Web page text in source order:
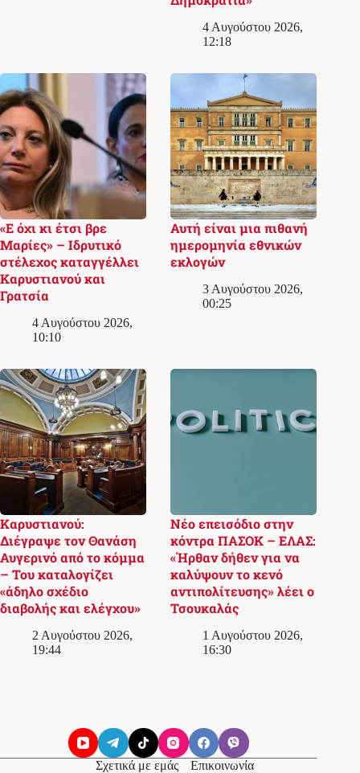
4 Αυγούστου 2026,
12:18
«Ε όχι κι έτσι βρε
Μαρίες» – Ιδρυτικό
στέλεχος καταγγέλλει
Καρυστιανού και
Γρατσία
4 Αυγούστου 2026,
10:10
Αυτή είναι μια πιθανή
ημερομηνία εθνικών
εκλογών
3 Αυγούστου 2026,
00:25
Καρυστιανού:
Διέγραψε τον Θανάση
Αυγερινό από το κόμμα
– Του καταλογίζει
«άδηλο σχέδιο
διαβολής και ελέγχου»
2 Αυγούστου 2026,
19:44
Νέο επεισόδιο στην
κόντρα ΠΑΣΟΚ – ΕΛΑΣ:
«Ήρθαν δήθεν για να
καλύψουν το κενό
αντιπολίτευσης» λέει ο
Τσουκαλάς
1 Αυγούστου 2026,
16:30
Σχετικά με εμάς Επικοινωνία